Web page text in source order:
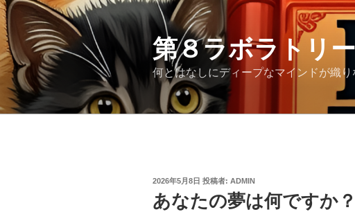
コ
ン
テ
ン
ツ
へ
ス
第８ラボラトリ
何とはなしにディープなマインドが織
投
稿
日:
2026年5月8日 投稿者: ADMIN
あなたの夢は何ですか？